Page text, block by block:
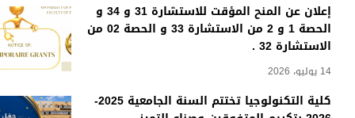
إعلان عن المنح المؤقت للاستشارة 31 و 34 و
الحصة 1 و 2 من الاستشارة 33 و الحصة 02 من
الاستشارة 32 .
14 يوليو، 2026
كلية التكنولوجيا تختتم السنة الجامعية 2025-